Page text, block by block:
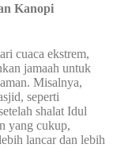
Kanopi
cuaca ekstrem,
jamaah untuk
Misalnya,
seperti
shalat Idul
yang cukup,
lancar dan lebih